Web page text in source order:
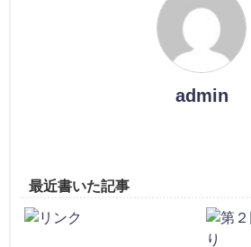
admin
最近書いた記事